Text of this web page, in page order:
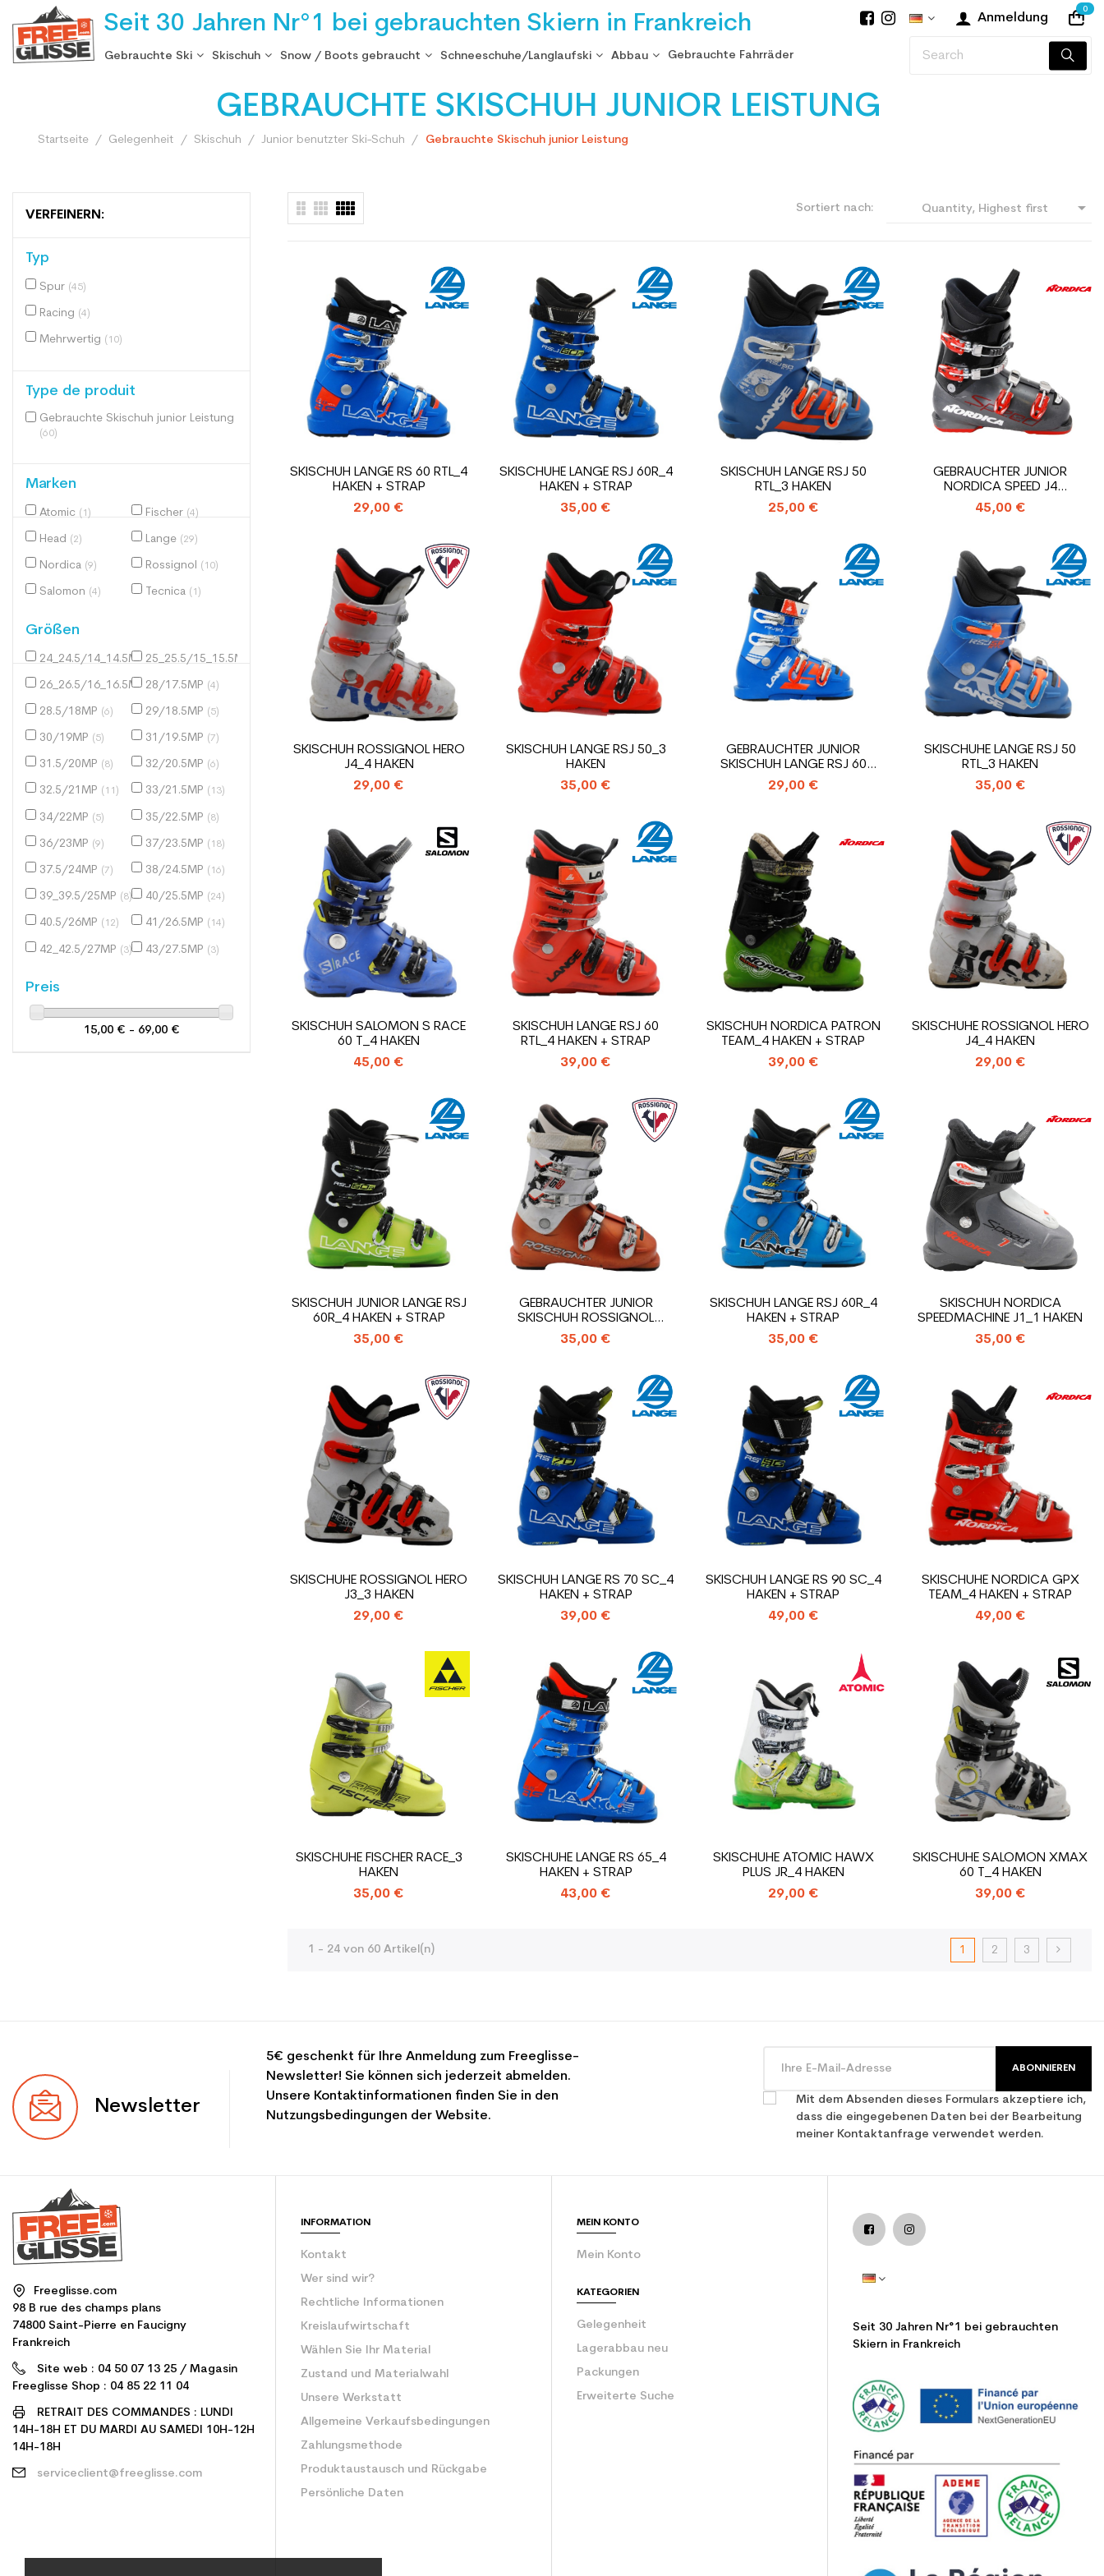
Seit 30 Jahren Nr°1 bei gebrauchten Skiern in Frankreich Anmeldung
0
Gebrauchte Ski Skischuh Snow / Boots gebraucht Schneeschuhe/Langlaufski Abbau Gebrauchte Fahrräder
GEBRAUCHTE SKISCHUH JUNIOR LEISTUNG
Startseite Gelegenheit Skischuh Junior benutzter Ski-Schuh Gebrauchte Skischuh junior Leistung
VERFEINERN:
Typ
Spur (45)
Racing (4)
Mehrwertig (10)
Type de produit
Gebrauchte Skischuh junior Leistung
(60)
Marken
Atomic (1) Fischer (4)
Head (2) Lange (29)
Nordica (9) Rossignol (10)
Salomon (4) Tecnica (1)
Größen
24_24.5/14_14.5MP(1)
25_25.5/15_15.5MP
26_26.5/16_16.5MP(1)
28/17.5MP (4)
28.5/18MP (6) 29/18.5MP (5)
30/19MP (5) 31/19.5MP (7)
31.5/20MP (8) 32/20.5MP (6)
32.5/21MP (11) 33/21.5MP (13)
34/22MP (5) 35/22.5MP (8)
36/23MP (9) 37/23.5MP (18)
37.5/24MP (7) 38/24.5MP (16)
39_39.5/25MP (8) 40/25.5MP (24)
40.5/26MP (12) 41/26.5MP (14)
42_42.5/27MP (3) 43/27.5MP (3)
Preis
15,00 € - 69,00 €
Sortiert nach: Quantity, Highest first 
SKISCHUH LANGE RS 60 RTL_4
HAKEN + STRAP
29,00 €
SKISCHUHE LANGE RSJ 60R_4
HAKEN + STRAP
35,00 €
SKISCHUH LANGE RSJ 50
RTL_3 HAKEN
25,00 €
GEBRAUCHTER JUNIOR
NORDICA SPEED J4
SKISCHUH_4 HAKEN
45,00 €
SKISCHUH ROSSIGNOL HERO
J4_4 HAKEN
29,00 €
SKISCHUH LANGE RSJ 50_3
HAKEN
35,00 €
GEBRAUCHTER JUNIOR
SKISCHUH LANGE RSJ 60
RTL_4 HAKEN...
29,00 €
SKISCHUHE LANGE RSJ 50
RTL_3 HAKEN
35,00 €
SKISCHUH SALOMON S RACE
60 T_4 HAKEN
45,00 €
SKISCHUH LANGE RSJ 60
RTL_4 HAKEN + STRAP
39,00 €
SKISCHUH NORDICA PATRON
TEAM_4 HAKEN + STRAP
39,00 €
SKISCHUHE ROSSIGNOL HERO
J4_4 HAKEN
29,00 €
SKISCHUH JUNIOR LANGE RSJ
60R_4 HAKEN + STRAP
35,00 €
GEBRAUCHTER JUNIOR
SKISCHUH ROSSIGNOL
RADICAL WC...
35,00 €
SKISCHUH LANGE RSJ 60R_4
HAKEN + STRAP
35,00 €
SKISCHUH NORDICA
SPEEDMACHINE J1_1 HAKEN
35,00 €
SKISCHUHE ROSSIGNOL HERO
J3_3 HAKEN
29,00 €
SKISCHUH LANGE RS 70 SC_4
HAKEN + STRAP
39,00 €
SKISCHUH LANGE RS 90 SC_4
HAKEN + STRAP
49,00 €
SKISCHUHE NORDICA GPX
TEAM_4 HAKEN + STRAP
49,00 €
SKISCHUHE FISCHER RACE_3
HAKEN
35,00 €
SKISCHUHE LANGE RS 65_4
HAKEN + STRAP
43,00 €
SKISCHUHE ATOMIC HAWX
PLUS JR_4 HAKEN
29,00 €
SKISCHUHE SALOMON XMAX
60 T_4 HAKEN
39,00 €
1 - 24 von 60 Artikel(n) 1 2 3
Newsletter
5€ geschenkt für Ihre Anmeldung zum Freeglisse-
Newsletter! Sie können sich jederzeit abmelden.
Unsere Kontaktinformationen finden Sie in den
Nutzungsbedingungen der Website.
ABONNIEREN
Mit dem Absenden dieses Formulars akzeptiere ich,
dass die eingegebenen Daten bei der Bearbeitung
meiner Kontaktanfrage verwendet werden.
Freeglisse.com
98 B rue des champs plans
74800 Saint-Pierre en Faucigny
Frankreich
Site web : 04 50 07 13 25 / Magasin
Freeglisse Shop : 04 85 22 11 04
RETRAIT DES COMMANDES : LUNDI
14H-18H ET DU MARDI AU SAMEDI 10H-12H
14H-18H
serviceclient@freeglisse.com
INFORMATION
Kontakt
Wer sind wir?
Rechtliche Informationen
Kreislaufwirtschaft
Wählen Sie Ihr Material
Zustand und Materialwahl
Unsere Werkstatt
Allgemeine Verkaufsbedingungen
Zahlungsmethode
Produktaustausch und Rückgabe
Persönliche Daten
MEIN KONTO
Mein Konto
KATEGORIEN
Gelegenheit
Lagerabbau neu
Packungen
Erweiterte Suche
Seit 30 Jahren Nr°1 bei gebrauchten
Skiern in Frankreich